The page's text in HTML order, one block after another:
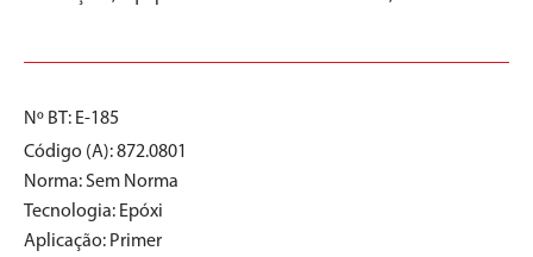
Nº BT: E-185
Código (A): 872.0801
Norma:Sem Norma
Tecnologia: Epóxi
Aplicação: Primer